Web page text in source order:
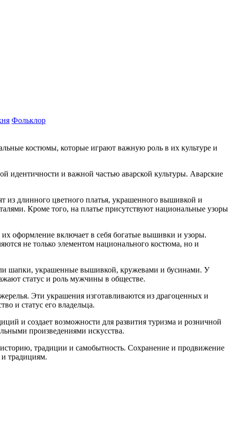
Фольклор
костюмы, которые играют важную роль в их культуре и
идентичности и важной частью аварской культуры. Аварские
из длинного цветного платья, украшенного вышивкой и
Кроме того, на платье присутствуют национальные узоры
оформление включает в себя богатые вышивки и узоры.
не только элементом национального костюма, но и
шапки, украшенные вышивкой, кружевами и бусинами. У
статус и роль мужчины в обществе.
Эти украшения изготавливаются из драгоценных и
и статус его владельца.
и создает возможности для развития туризма и розничной
произведениями искусства.
традиции и самобытность. Сохранение и продвижение
и традициям.